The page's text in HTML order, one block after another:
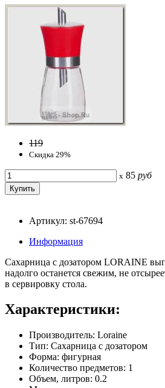
119
Скидка 29%
x 85 руб
Артикул: st-67694
Информация
Сахарница с дозатором LORAINE
надолго останется свежим, не
в сервировку стола.
Характеристики:
Производитель: Loraine
Тип: Сахарница с дозатором
Форма: фигурная
Количество предметов: 1
Объем, литров: 0.2